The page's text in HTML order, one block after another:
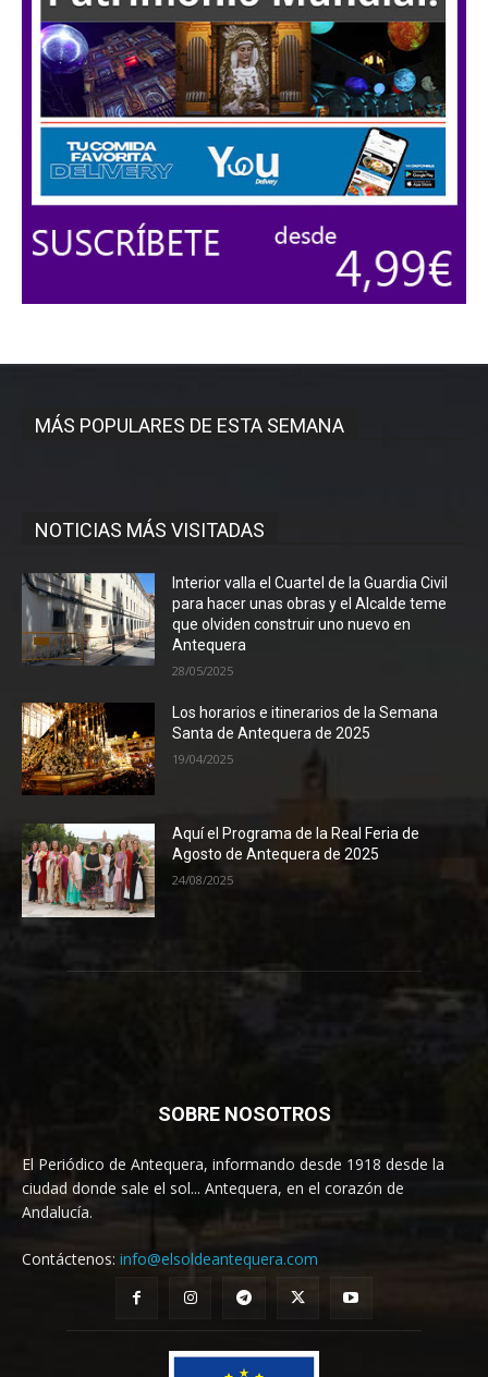
MÁS POPULARES DE ESTA SEMANA
NOTICIAS MÁS VISITADAS
Interior valla el Cuartel de la Guardia Civil
para hacer unas obras y el Alcalde teme
que olviden construir uno nuevo en
Antequera
28/05/2025
Los horarios e itinerarios de la Semana
Santa de Antequera de 2025
19/04/2025
Aquí el Programa de la Real Feria de
Agosto de Antequera de 2025
24/08/2025
SOBRE NOSOTROS
El Periódico de Antequera, informando desde 1918 desde la
ciudad donde sale el sol... Antequera, en el corazón de
Andalucía.
Contáctenos: info@elsoldeantequera.com